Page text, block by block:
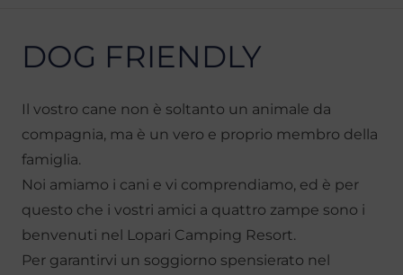
DOG FRIENDLY
Il vostro cane non è soltanto un animale da
compagnia, ma è un vero e proprio membro della
famiglia.
Noi amiamo i cani e vi comprendiamo, ed è per
questo che i vostri amici a quattro zampe sono i
benvenuti nel Lopari Camping Resort.
Per garantirvi un soggiorno spensierato nel